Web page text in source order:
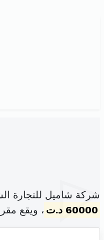
شركة شاميل للتجارة
60000 د.ت
، ويقع